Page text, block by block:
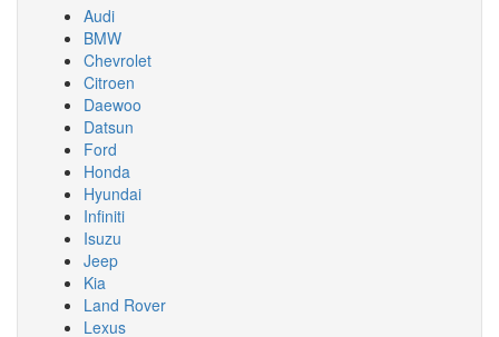
Audi
BMW
Chevrolet
Citroen
Daewoo
Datsun
Ford
Honda
Hyundai
Infiniti
Isuzu
Jeep
Kia
Land Rover
Lexus